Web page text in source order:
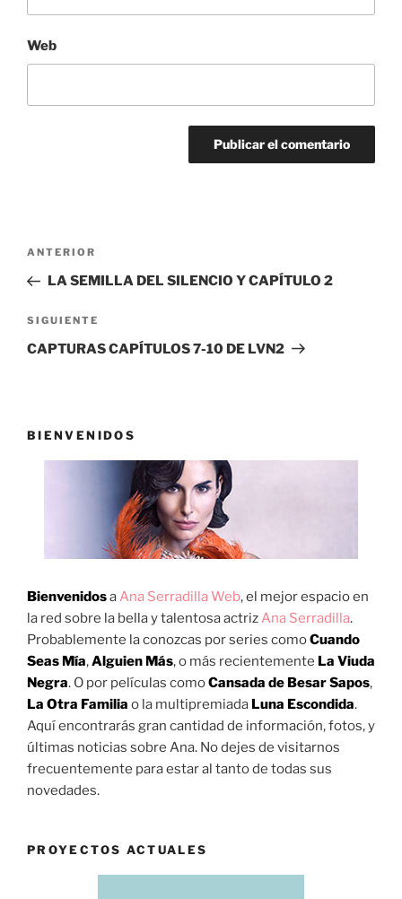
Web
Navegación
entradas
Entrada
anterior:
ANTERIOR
LA SEMILLA DEL SILENCIO Y CAPÍTULO 2
Siguiente
entrada
SIGUIENTE
CAPTURAS CAPÍTULOS 7-10 DE LVN2
BIENVENIDOS
BienvenidosaAna Serradilla Web, el mejor espacio en
la red sobre la bella y talentosa actrizAna Serradilla.
Probablemente la conozcas por series comoCuando
Seas Mía,Alguien Más, o más recientemente La Viuda
Negra. O por películas comoCansada de Besar Sapos,
La Otra Familia o la multipremiada Luna Escondida.
Aquí encontrarás gran cantidad de información, fotos, y
últimas noticias sobre Ana. No dejes de visitarnos
frecuentemente para estar al tanto de todas sus
novedades.
PROYECTOS ACTUALES